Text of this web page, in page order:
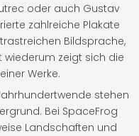
oder auch Gustav
zahlreiche Plakate
Bildsprache,
wiederum zeigt sich die
Werke.
stehen
Bei SpaceFrog
Landschaften und